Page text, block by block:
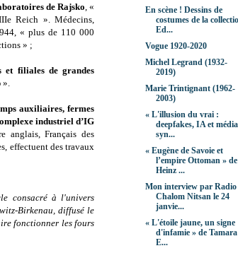
de Rajsko, «
Reich ». Médecins,
« plus de 110 000
» ;
et filiales de grandes
».
auxiliaires, fermes
industriel d’IG
anglais, Français des
effectuent des travaux
consacré à l'univers
Birkenau, diffusé le
fonctionner les fours
En scène ! Dessins de
costumes de la
Ed...
Vogue 1920-2020
Michel Legrand (1932-
2019)
Marie Trintignant (1962-
2003)
« L'illusion du vrai :
deepfakes, IA et
syn...
« Eugène de Savoie et
l’empire Ottoman » de
Heinz ...
Mon interview par Radio
Chalom Nitsan le 24
janvie...
« L'étoile jaune, un signe
d'infamie » de Tamara
E...